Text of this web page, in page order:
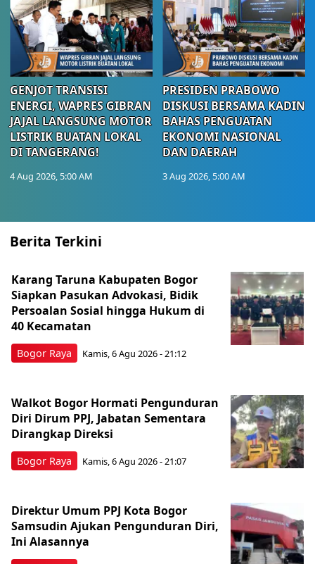
GENJOT TRANSISI
ENERGI, WAPRES GIBRAN
JAJAL LANGSUNG MOTOR
LISTRIK BUATAN LOKAL
DI TANGERANG!
4 Aug 2026, 5:00 AM
PRESIDEN PRABOWO
DISKUSI BERSAMA KADIN
BAHAS PENGUATAN
EKONOMI NASIONAL
DAN DAERAH
3 Aug 2026, 5:00 AM
Berita Terkini
Bogor Raya
Karang Taruna Kabupaten Bogor
Siapkan Pasukan Advokasi, Bidik
Persoalan Sosial hingga Hukum di
40 Kecamatan
Kamis, 6 Agu 2026 - 21:12
Bogor Raya
Walkot Bogor Hormati Pengunduran
Diri Dirum PPJ, Jabatan Sementara
Dirangkap Direksi
Kamis, 6 Agu 2026 - 21:07
Direktur Umum PPJ Kota Bogor
Samsudin Ajukan Pengunduran Diri,
Ini Alasannya